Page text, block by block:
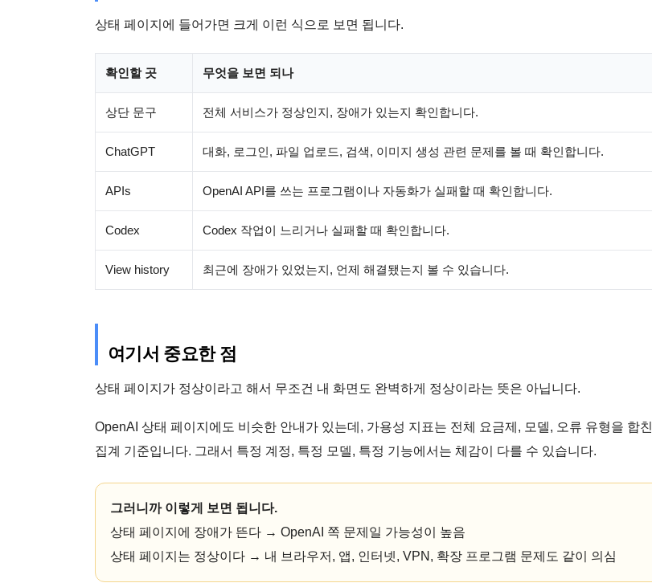
상태 페이지에 들어가면 크게 이런 식으로 보면 됩니다.
확인할 곳 무엇을 보면 되나
상단 문구 전체 서비스가 정상인지, 장애가 있는지 확인합니다.
ChatGPT 대화, 로그인, 파일 업로드, 검색, 이미지 생성 관련 문제를 볼 때 확인합니다.
APIs OpenAI API를 쓰는 프로그램이나 자동화가 실패할 때 확인합니다.
Codex Codex 작업이 느리거나 실패할 때 확인합니다.
View history 최근에 장애가 있었는지, 언제 해결됐는지 볼 수 있습니다.
여기서 중요한 점
상태 페이지가 정상이라고 해서 무조건 내 화면도 완벽하게 정상이라는 뜻은 아닙니다.
OpenAI 상태 페이지에도 비슷한 안내가 있는데, 가용성 지표는 전체 요금제, 모델, 오류 유형을 합친
집계 기준입니다. 그래서 특정 계정, 특정 모델, 특정 기능에서는 체감이 다를 수 있습니다.
그러니까 이렇게 보면 됩니다.
상태 페이지에 장애가 뜬다 → OpenAI 쪽 문제일 가능성이 높음
상태 페이지는 정상이다 → 내 브라우저, 앱, 인터넷, VPN, 확장 프로그램 문제도 같이 의심